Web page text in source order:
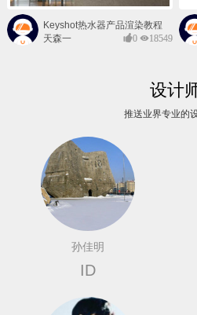
Keyshot热水器产品渲染教程
天森一
0 18549
设计
推送业界专业的
孙佳明
ID